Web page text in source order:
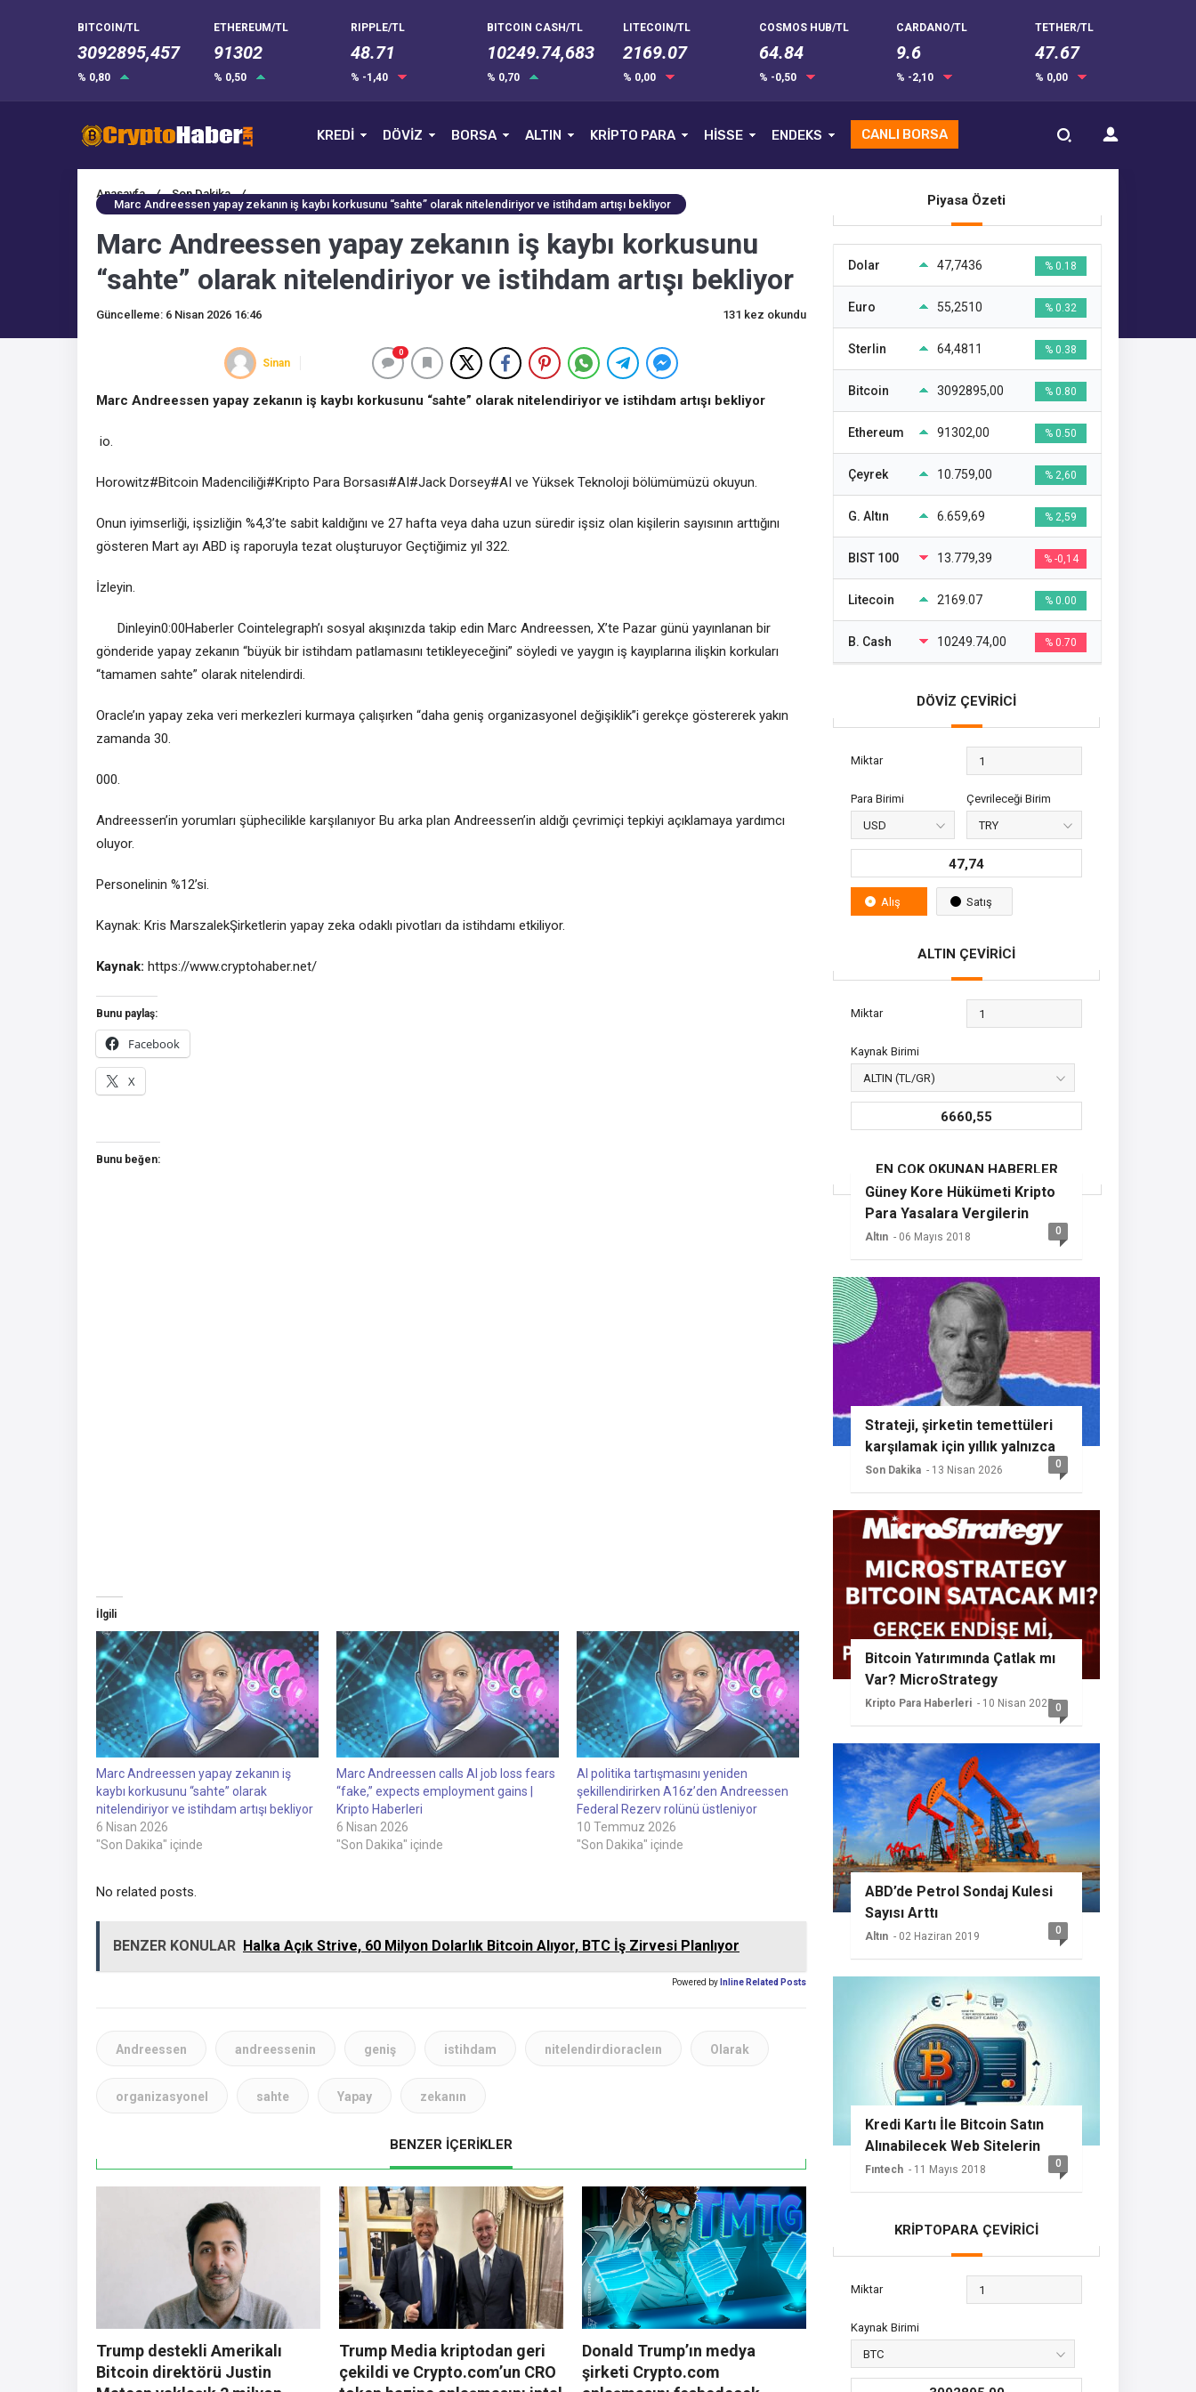
BITCOIN/TL
3092895,457
% 0,80
ETHEREUM/TL
91302
% 0,50
RIPPLE/TL
48.71
% -1,40
BITCOIN CASH/TL
10249.74,683
% 0,70
LITECOIN/TL
2169.07
% 0,00
COSMOS HUB/TL
64.84
% -0,50
CARDANO/TL
9.6
% -2,10
TETHER/TL
47.67
% 0,00
KREDİ DÖVİZ BORSA ALTIN KRİPTO PARA HİSSE ENDEKS CANLI BORSA
Anasayfa / Son Dakika
/
Marc Andreessen yapay zekanın iş kaybı korkusunu “sahte” olarak nitelendiriyor ve istihdam artışı bekliyor
Marc Andreessen yapay zekanın iş kaybı korkusunu
“sahte” olarak nitelendiriyor ve istihdam artışı bekliyor
Güncelleme: 6 Nisan 2026 16:46 131 kez okundu
Sinan
0
Marc Andreessen yapay zekanın iş kaybı korkusunu “sahte” olarak nitelendiriyor ve istihdam artışı bekliyor
io.
Horowitz#Bitcoin Madenciliği#Kripto Para Borsası#AI#Jack Dorsey#AI ve Yüksek Teknoloji bölümümüzü okuyun.
Onun iyimserliği, işsizliğin %4,3’te sabit kaldığını ve 27 hafta veya daha uzun süredir işsiz olan kişilerin sayısının arttığını
gösteren Mart ayı ABD iş raporuyla tezat oluşturuyor Geçtiğimiz yıl 322.
İzleyin.
Dinleyin0:00Haberler Cointelegraph’ı sosyal akışınızda takip edin Marc Andreessen, X’te Pazar günü yayınlanan bir
gönderide yapay zekanın “büyük bir istihdam patlamasını tetikleyeceğini” söyledi ve yaygın iş kayıplarına ilişkin korkuları
“tamamen sahte” olarak nitelendirdi.
Oracle’ın yapay zeka veri merkezleri kurmaya çalışırken “daha geniş organizasyonel değişiklik”i gerekçe göstererek yakın
zamanda 30.
000.
Andreessen’in yorumları şüphecilikle karşılanıyor Bu arka plan Andreessen’in aldığı çevrimiçi tepkiyi açıklamaya yardımcı
oluyor.
Personelinin %12’si.
Kaynak: Kris MarszalekŞirketlerin yapay zeka odaklı pivotları da istihdamı etkiliyor.
Kaynak: https://www.cryptohaber.net/
Bunu paylaş:
Facebook
X
Bunu beğen:
İlgili
Marc Andreessen yapay zekanın iş
kaybı korkusunu “sahte” olarak
nitelendiriyor ve istihdam artışı bekliyor
6 Nisan 2026
"Son Dakika" içinde
Marc Andreessen calls AI job loss fears
“fake,” expects employment gains |
Kripto Haberleri
6 Nisan 2026
"Son Dakika" içinde
AI politika tartışmasını yeniden
şekillendirirken A16z’den Andreessen
Federal Rezerv rolünü üstleniyor
10 Temmuz 2026
"Son Dakika" içinde
No related posts.
BENZER KONULAR Halka Açık Strive, 60 Milyon Dolarlık Bitcoin Alıyor, BTC İş Zirvesi Planlıyor
Powered by Inline Related Posts
Andreessen andreessenin geniş istihdam nitelendirdioracleın Olarak
organizasyonel sahte Yapay zekanın
BENZER İÇERİKLER
Trump destekli Amerikalı
Bitcoin direktörü Justin
Trump Media kriptodan geri
çekildi ve Crypto.com’un CRO
Donald Trump’ın medya
şirketi Crypto.com
Piyasa Özeti
Dolar 47,7436 % 0.18
Euro 55,2510 % 0.32
Sterlin 64,4811 % 0.38
Bitcoin 3092895,00 % 0.80
Ethereum 91302,00 % 0.50
Çeyrek 10.759,00 % 2,60
G. Altın 6.659,69 % 2,59
BIST 100 13.779,39 % -0,14
Litecoin 2169.07 % 0.00
B. Cash 10249.74,00 % 0.70
DÖVİZ ÇEVİRİCİ
Miktar
Para Birimi Çevrileceği Birim
47,74
Alış Satış
ALTIN ÇEVİRİCİ
Miktar
Kaynak Birimi
6660,55
EN ÇOK OKUNAN HABERLER
Güney Kore Hükümeti Kripto
Para Yasalara Vergilerin
Getireceğini Açıkladı
Altın - 06 Mayıs 2018 0
Strateji, şirketin temettüleri
karşılamak için yıllık yalnızca
%2 BTC büyümesine ihtiyaç
duyması nedeniyle başka bir
Bitcoin alımının sinyalini
veriyor
Son Dakika - 13 Nisan 2026 0
Bitcoin Yatırımında Çatlak mı
Var? MicroStrategy
Sessizliğini Koruyor
Kripto Para Haberleri - 10 Nisan 20250
ABD’de Petrol Sondaj Kulesi
Sayısı Arttı
Altın - 02 Haziran 2019 0
Kredi Kartı İle Bitcoin Satın
Alınabilecek Web Sitelerin
Listesi
Fıntech - 11 Mayıs 2018 0
KRİPTOPARA ÇEVİRİCİ
Miktar
Kaynak Birimi